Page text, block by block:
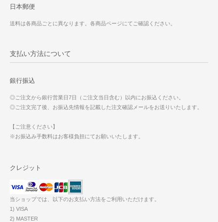
日本郵便
送料は各商品ごとに異なります。各商品ページにてご確認ください。
支払い方法について
銀行振込
◎ご注文から銀行営業日7日（ご注文当日含む）以内にお振込ください。
◎ご注文完了後、お振込先情報を記載した注文確認メールをお送りいたします。
【ご注意ください】
※お振込み手数料はお客様負担にてお願いいたします。
クレジット
当ショップでは、以下のお支払い方法をご利用いただけます。
1) VISA
2) MASTER